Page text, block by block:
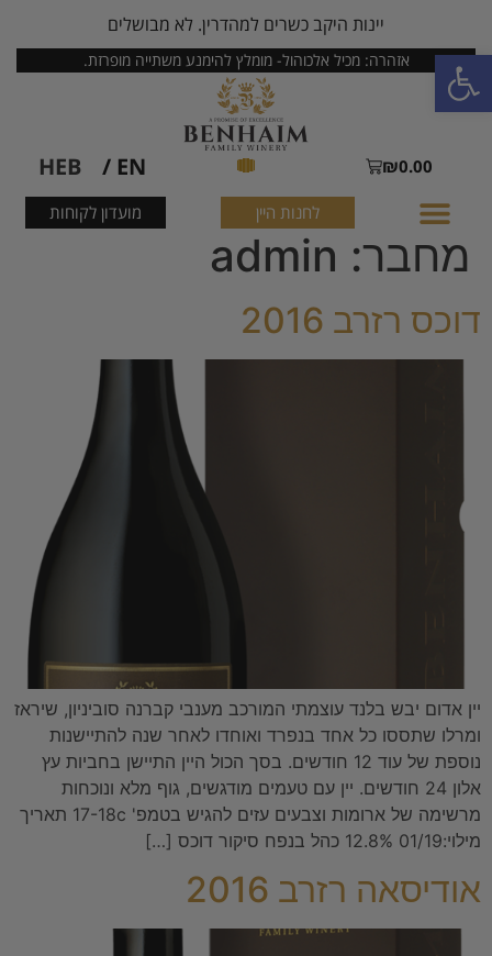
פתח סרגל נגישות
יינות היקב כשרים למהדרין. לא מבושלים
אזהרה: מכיל אלכוהול- מומלץ להימנע משתייה מופרזת.
₪0.00
EN /
HEB
לחנות היין מועדון לקוחות
מחבר: admin
דוכס רזרב 2016
יין אדום יבש בלנד עוצמתי המורכב מענבי קברנה סוביניון, שיראז
ומרלו שתססו כל אחד בנפרד ואוחדו לאחר שנה להתיישנות
נוספת של עוד 12 חודשים. בסך הכול היין התיישן בחביות עץ
אלון 24 חודשים. יין עם טעמים מודגשים, גוף מלא ונוכחות
מרשימה של ארומות וצבעים עזים להגיש בטמפ' 17-18c תאריך
מילוי:01/19 12.8% כהל בנפח סיקור דוכס […]
אודיסאה רזרב 2016